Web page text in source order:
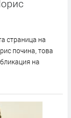
страница на
почина, това
на